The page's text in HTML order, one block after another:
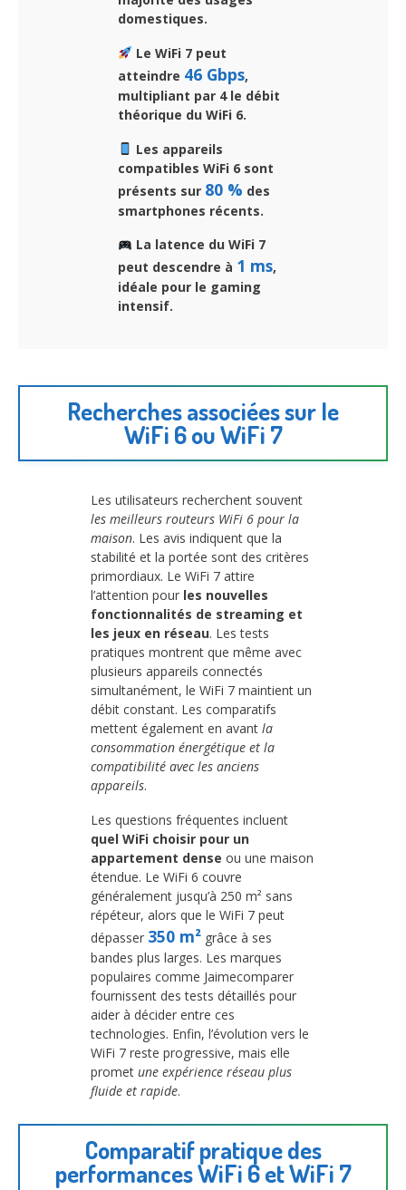
domestiques.
Le WiFi 7 peut
atteindre 46 Gbps,
multipliant par 4 le débit
théorique du WiFi 6.
Les appareils
compatibles WiFi 6 sont
présents sur 80 % des
smartphones récents.
La latence du WiFi 7
peut descendre à 1 ms,
idéale pour le gaming
intensif.
Recherches associées sur le
WiFi 6 ou WiFi 7
Les utilisateurs recherchent souvent
les meilleurs routeurs WiFi 6 pour la
maison. Les avis indiquent que la
stabilité et la portée sont des critères
primordiaux. Le WiFi 7 attire
l’attention pour les nouvelles
fonctionnalités de streaming et
les jeux en réseau. Les tests
pratiques montrent que même avec
plusieurs appareils connectés
simultanément, le WiFi 7 maintient un
débit constant. Les comparatifs
mettent également en avant la
consommation énergétique et la
compatibilité avec les anciens
appareils.
Les questions fréquentes incluent
quel WiFi choisir pour un
appartement dense ou une maison
étendue. Le WiFi 6 couvre
généralement jusqu’à 250 m² sans
répéteur, alors que le WiFi 7 peut
dépasser 350 m² grâce à ses
bandes plus larges. Les marques
populaires comme Jaimecomparer
fournissent des tests détaillés pour
aider à décider entre ces
technologies. Enfin, l’évolution vers le
WiFi 7 reste progressive, mais elle
promet une expérience réseau plus
fluide et rapide.
Comparatif pratique des
performances WiFi 6 et WiFi 7